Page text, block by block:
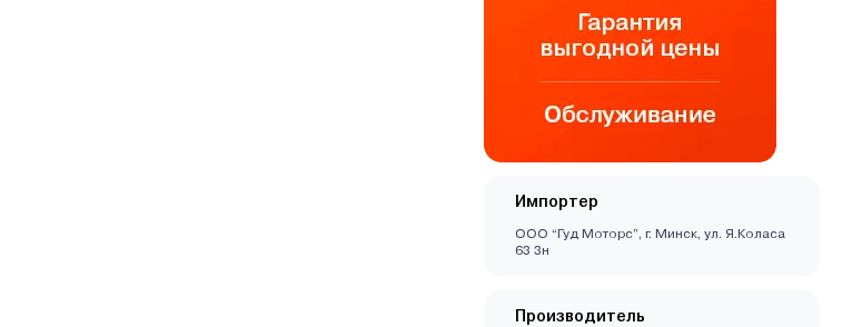
Импортер
ООО “Гуд Моторс”, г. Минск, ул. Я.Коласа
63 3н
Производитель